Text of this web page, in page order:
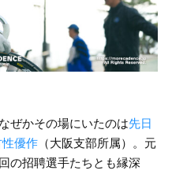
ぜかその場にいたのは先日
優作（大阪支部所属）。元
の招聘選手たちとも縁深